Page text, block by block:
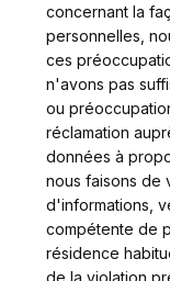
concernant la
personnelles,
ces
n'avons pas
ou
réclamation
données à
nous faisons de
d'informations,
compétente de
résidence
de la violation